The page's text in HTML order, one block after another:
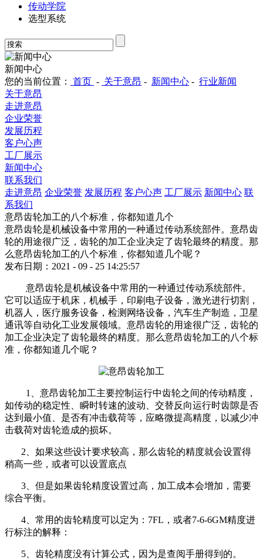
传动学院
选型系统
新闻中心
您的当前位置：
首页 - 关于意昂 - 新闻中心 - 行业新闻
关于意昂
走进意昂
企业荣誉
发展历程
客户心声
工厂展示
新闻中心
联系我们
走进意昂 企业荣誉 发展历程 客户心声 工厂展示 新闻中心 联
系我们
意昂齿轮加工的八个标准，你都知道几个
意昂齿轮是机械设备中常用的一种通过传动系统部件。意昂齿
轮的用途很广泛，齿轮的加工企业决定了齿轮最终的精度。那
么意昂齿轮加工的八个标准，你都知道几个呢？
发布日期：2021 - 09 - 25 14:25:57
意昂齿轮是机械设备中常用的一种通过传动系统部件。
它可以适应于机床，机械手，印刷电子设备，激光进行切割，
机器人，医疗服务设备，检测网络设备，汽车生产制造，卫星
通讯等自动化工业发展领域。意昂齿轮的用途很广泛，齿轮的
加工企业决定了齿轮最终的精度。那么意昂齿轮加工的八个标
准，你都知道几个呢？
1、意昂齿轮加工主要控制运行中齿轮之间的传动精度，
如传动的稳定性、瞬时转速的波动、交替反向运行时齿隙是否
达到最小值、是否有冲击载荷等，应略微提高精度，以减少冲
击载荷对齿轮造成的损坏。
2、如果这些设计要求较高，那么齿轮的精度就会设置得
稍高一些，或者可以设置底点
3、但是如果齿轮精度设置过高，加工成本会增加，需要
综合平衡。
4、常用的齿轮精度可以定为：7FL，或者7-6-6GM精度进
行标注的解释：
5、齿轮精度没有计算公式，因为是查阅手册得到的。